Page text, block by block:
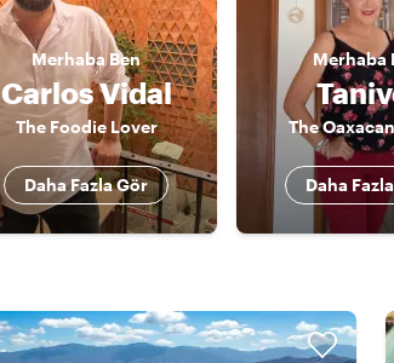
Merhaba Ben
Carlos Vidal
The Foodie Lover
Daha Fazla Gör
Merhaba
The
Daha